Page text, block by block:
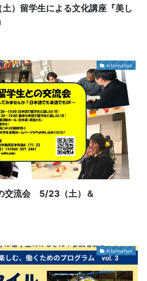
）留学生による文化講座『美し
Information
交流会 5/23（土）＆
Information